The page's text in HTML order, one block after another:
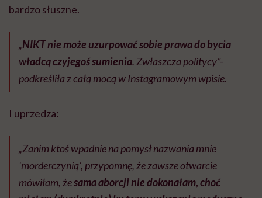
bardzo słuszne.
„NIKT nie może uzurpować sobie prawa do bycia
władcą czyjegoś sumienia. Zwłaszcza politycy”-
podkreśliła z całą mocą w Instagramowym wpisie.
I uprzedza:
„Zanim ktoś wpadnie na pomysł nazwania mnie
'morderczynią’, przypomnę, że zawsze otwarcie
mówiłam, żesama aborcji nie dokonałam,choć